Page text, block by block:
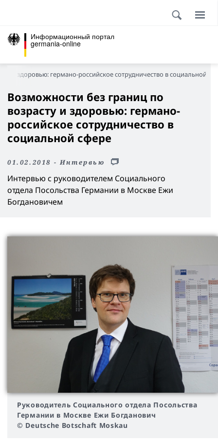
Информационный портал
germania-online
и здоровью: германо-российское сотрудничество в социальной
Возможности без границ по
возрасту и здоровью: германо-
российское сотрудничество в
социальной сфере
01.02.2018 - Интервью
Интервью с руководителем Социального
отдела Посольства Германии в Москве Ежи
Богдановичем
Руководитель Социального отдела Посольства
Германии в Москве Ежи Богданович
© Deutsche Botschaft Moskau